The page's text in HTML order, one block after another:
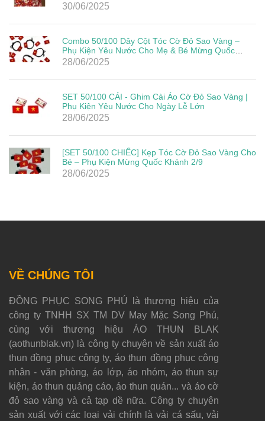
30/06/2025
Combo 50/100 Dây Cột Tóc Cờ Đỏ Sao Vàng –
Phụ Kiện Yêu Nước Cho Mẹ & Bé Mừng Quốc
Khánh 2/9
28/06/2025
SET 50/100 CÁI - Ghim Cài Áo Cờ Đỏ Sao Vàng |
Phụ Kiện Yêu Nước Cho Ngày Lễ Lớn
28/06/2025
[SET 50/100 CHIẾC] Kẹp Tóc Cờ Đỏ Sao Vàng Cho
Bé – Phụ Kiện Mừng Quốc Khánh 2/9
28/06/2025
VỀ CHÚNG TÔI
ĐỒNG PHỤC SONG PHÚ là thương hiệu của
công ty TNHH SX TM DV May Mặc Song Phú,
cùng với thương hiệu ÁO THUN BLAK
(aothunblak.vn) là công ty chuyên về sản xuất áo
thun đồng phục công ty, áo thun đồng phục công
nhân - văn phòng, áo lớp, áo nhóm, áo thun sự
kiện, áo thun quảng cáo, áo thun quán... và áo cờ
đỏ sao vàng và cả tạp dề nữa. Công ty chuyên
sản xuất với các loại vải chính là vải cá sấu, vải